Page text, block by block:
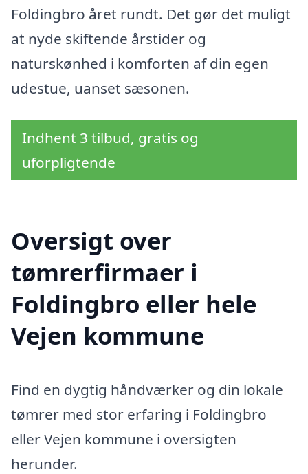
Foldingbro året rundt. Det gør det muligt
at nyde skiftende årstider og
naturskønhed i komforten af din egen
udestue, uanset sæsonen.
Indhent 3 tilbud, gratis og
uforpligtende
Oversigt over
tømrerfirmaer i
Foldingbro eller hele
Vejen kommune
Find en dygtig håndværker og din lokale
tømrer med stor erfaring i Foldingbro
eller Vejen kommune i oversigten
herunder.